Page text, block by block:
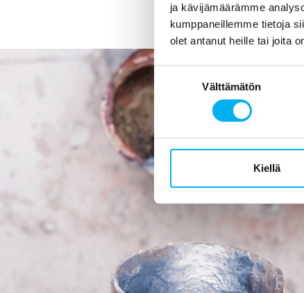
ja kävijämäärämme
kumppaneillemme tietoja
olet antanut heille tai joita
valinta
Välttämätön
Kiellä